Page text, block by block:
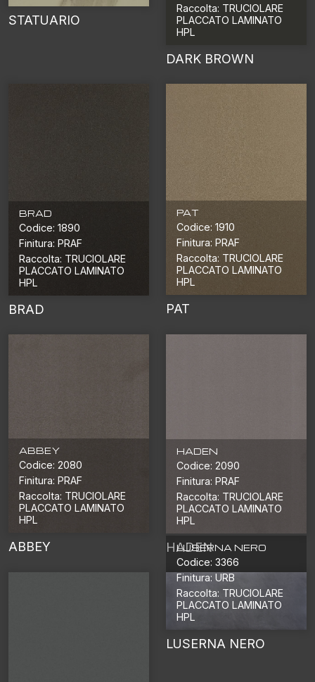
STATUARIO
Raccolta: TRUCIOLARE
PLACCATO LAMINATO
HPL
DARK BROWN
BRAD
Codice: 1890
Finitura: PRAF
Raccolta: TRUCIOLARE
PLACCATO LAMINATO
HPL
BRAD
PAT
Codice: 1910
Finitura: PRAF
Raccolta: TRUCIOLARE
PLACCATO LAMINATO
HPL
PAT
ABBEY
Codice: 2080
Finitura: PRAF
Raccolta: TRUCIOLARE
PLACCATO LAMINATO
HPL
ABBEY
HADEN
Codice: 2090
Finitura: PRAF
Raccolta: TRUCIOLARE
PLACCATO LAMINATO
HPL
HADEN
LUSERNA NERO
Codice: 3366
Finitura: URB
Raccolta: TRUCIOLARE
PLACCATO LAMINATO
HPL
LUSERNA NERO